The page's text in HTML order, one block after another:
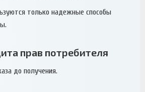
только надежные способы
прав потребителя
до получения.